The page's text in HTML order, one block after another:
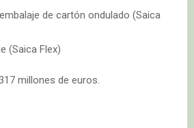
de cartón ondulado (Saica
(Saica Flex)
millones de euros.